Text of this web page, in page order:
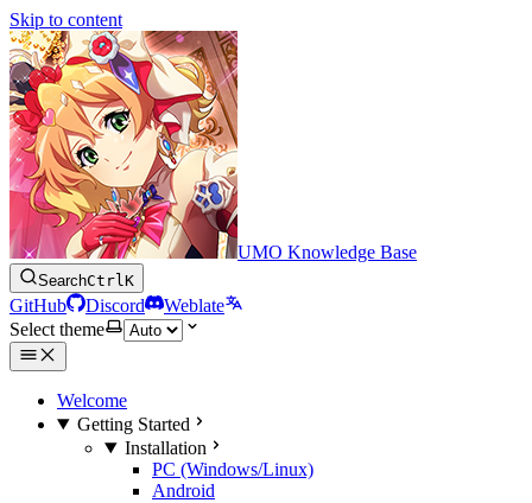
Skip to content
UMO Knowledge Base
SearchCtrlK
GitHub Discord
Weblate
Select theme
Welcome
Getting Started
Installation
PC (Windows/Linux)
Android